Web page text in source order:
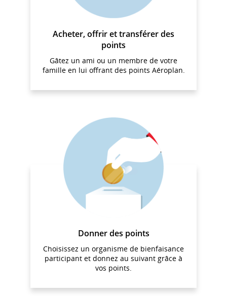
Acheter, offrir et transférer des
points
Gâtez un ami ou un membre de votre
famille en lui offrant des points Aéroplan.
Donner des points
Choisissez un organisme de bienfaisance
participant et donnez au suivant grâce à
vos points.